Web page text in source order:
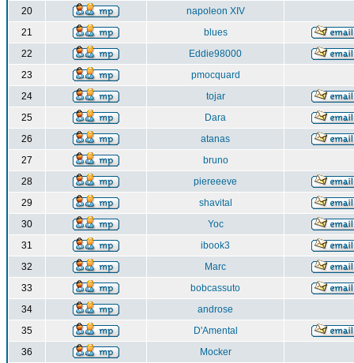
20
napoleon XIV
21
blues
22
Eddie98000
23
pmocquard
24
tojar
25
Dara
26
atanas
27
bruno
28
piereeeve
29
shavital
30
Yoc
31
ibook3
32
Marc
33
bobcassuto
34
androse
35
D'Amental
36
Mocker